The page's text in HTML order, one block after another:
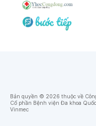
Bản quyền © 2026 thuộc về
Cổ phần Bệnh viện Đa khoa
Vinmec